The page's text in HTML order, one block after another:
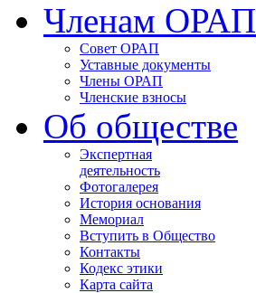
Членам ОРАП
Совет ОРАП
Уставные документы
Члены ОРАП
Членские взносы
Об обществе
Экспертная
деятельность
Фотогалерея
История основания
Мемориал
Вступить в Общество
Контакты
Кодекс этики
Карта сайта